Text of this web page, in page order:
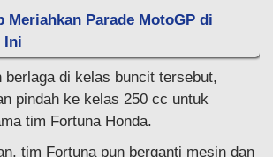
Meriahkan Parade MotoGP di
Ini
berlaga di kelas buncit tersebut,
pindah ke kelas 250 cc untuk
tim Fortuna Honda.
tim Fortuna pun berganti mesin dan